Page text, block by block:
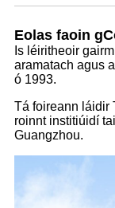
Eolas faoin
Is léiritheoir
aramatach agus
ó 1993.
Tá foireann láidir
roinnt institiúidí
Guangzhou.